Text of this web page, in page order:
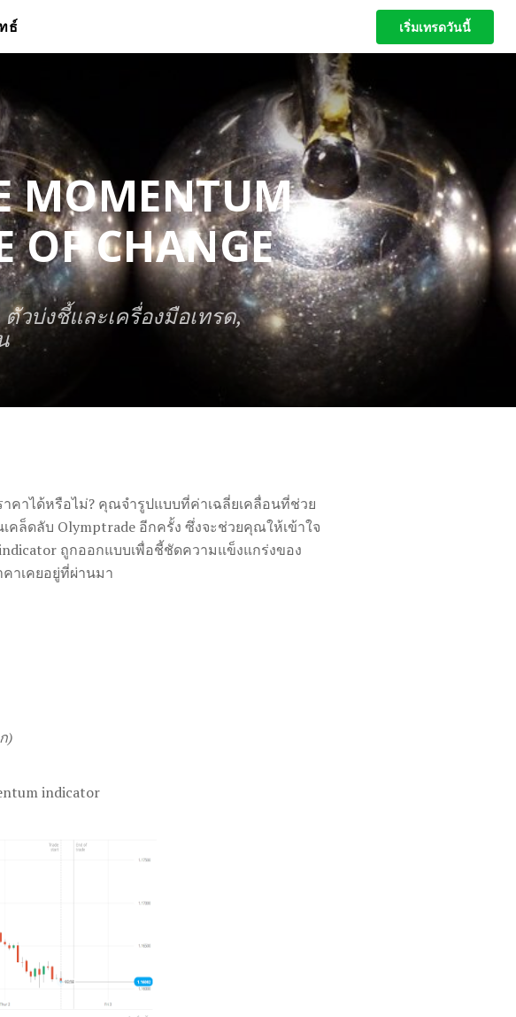
เริ่มเทรดวันนี้
ธ์
MOMENTUM
OF CHANGE
ตัวบ่งชี้และเครื่องมือเทรด
คาได้หรือไม่? คุณจำรูปแบบที่ค่าเฉลี่ยเคลื่อนที่ช่วย
คล็ดลับ Olymptrade อีกครั้ง ซึ่งจะช่วยคุณให้เข้าใจ
ถูกออกแบบเพื่อชี้ชัดความแข็งแกร่งของ
าเคยอยู่ที่ผ่านมา
)
indicator
เริ่มเทรดวันนี้